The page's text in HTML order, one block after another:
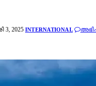
2025 INTERNATIONAL